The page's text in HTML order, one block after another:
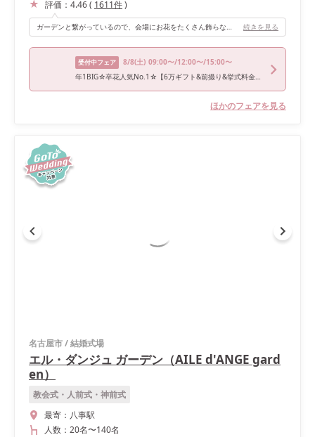
評価： 4.46( 1611件)
ガーデンと繋がっているので、会場にお花をたくさん飾らなくても、ナチュラルでかわいいパーティーにすることができます！ 会場自体はクラシカルな感じなので、大人な雰囲気を出すこともできます！ 続きを見る
受付中フェア 8/8(土) 09:00〜/12:00〜/15:00〜
年1BIG☆卒花人気No.1☆【6万ギフト&前撮り&挙式料金最大全額×ドレス2着分無料など最大150万円特典付き】《充実フェア》イセエビ×近江牛3万ミシュラン試食＆安心見積もり相談＆模擬挙式＆憧れドレス◎
ほかのフェアを見る
名古屋市/結婚式場
エル・ダンジュ ガーデン（AILE d'ANGE gard
en）
教会式・人前式・神前式
最寄： 八事駅
人数： 20名〜140名